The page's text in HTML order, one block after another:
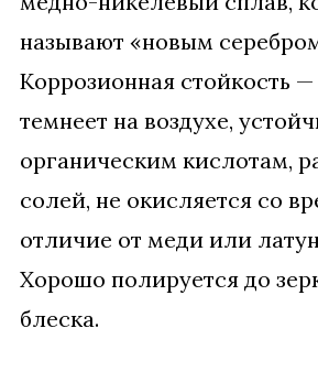
называют «новым
Коррозионная стойкость
темнеет на воздухе,
органическим кислотам,
солей, не окисляется со
отличие от меди или
Хорошо полируется до
блеска.